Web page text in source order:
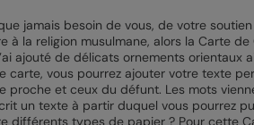
jamais besoin de vous, de votre
la religion musulmane, alors la Carte
ajouté de délicats ornements
vous pourrez ajouter votre texte
et ceux du défunt. Les mots
un texte à partir duquel vous pourrez
différents types de papier ? Pour cette